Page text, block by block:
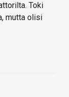
Toki
mutta olisi